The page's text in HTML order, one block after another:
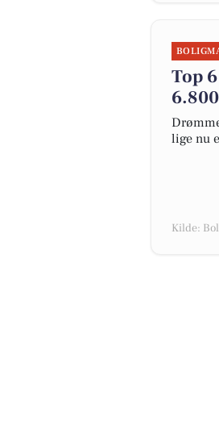
Top
lige nu
Kilde: